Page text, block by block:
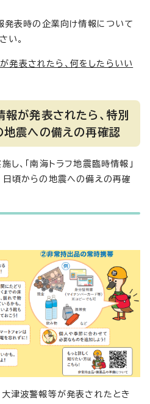
発表時の企業向け情報について
い。
発表されたら、何をしたらいい
が発表されたら、特別
地震への備えの再確認
し、「南海トラフ地震臨時情報」
頃からの地震への備えの再確
津波警報等が発表されたとき